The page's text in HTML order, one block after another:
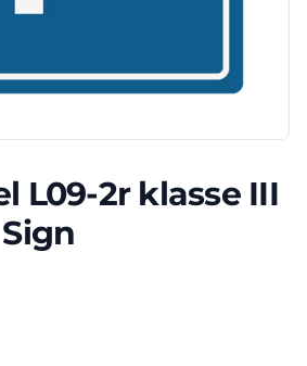
L09-2r klasse III